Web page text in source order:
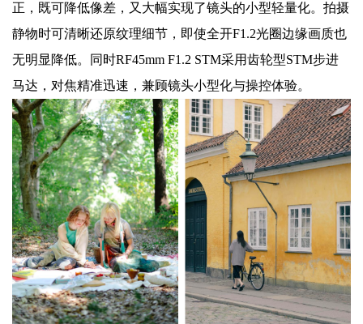
正，既可降低像差，又大幅实现了镜头的小型轻量化。拍摄
静物时可清晰还原纹理细节，即使全开F1.2光圈边缘画质也
无明显降低。同时RF45mm F1.2 STM采用齿轮型STM步进
马达，对焦精准迅速，兼顾镜头小型化与操控体验。